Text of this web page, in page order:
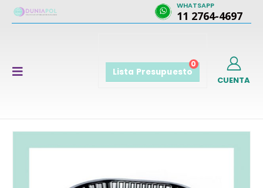
WHATSAPP
11 2764-4697
0
Lista Presupuesto
CUENTA